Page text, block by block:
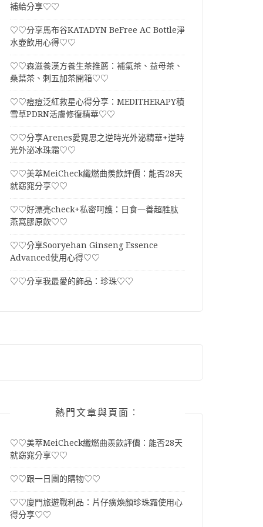
補給分享♡♡
♡♡分享馬布谷KATADYN BeFree AC Bottle淨
水壺飲用心得♡♡
♡♡森滋養漢方養生茶推薦：補氣茶、益母茶、
桑葉茶、刺五加茶開箱♡♡
♡♡痘痘泛紅救星心得分享：MEDITHERAPY積
雪草PDRN活膚修復精華♡♡
♡♡分享Arenes愛霓思之逆時光外泌精華+逆時
光外泌冰珠霜♡♡
♡♡美萃MeiCheck纖燃曲羨飲評價：能否28天
就窈窕分享♡♡
♡♡好漂亮check+私密呵護：日食一善超胜肽
燕窩膠原飲♡♡
♡♡分享Sooryehan Ginseng Essence
Advanced使用心得♡♡
♡♡分享我最愛的飾品：珍珠♡♡
熱門文章與頁面︰
♡♡美萃MeiCheck纖燃曲羨飲評價：能否28天
就窈窕分享♡♡
♡♡跟一日團的購物♡♡
♡♡廈門旅遊戰利品：片仔癀煥顏珍珠霜使用心
得分享♡♡